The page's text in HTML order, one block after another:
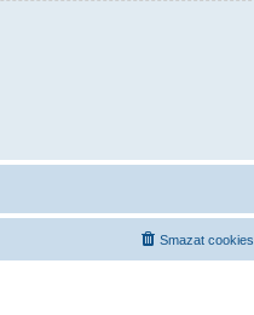
Smazat cookies